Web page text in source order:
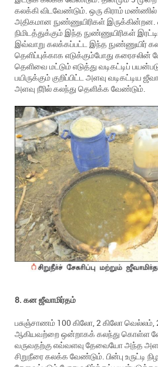
கலக்கி விடவேண்டும். ஒரு கிராம்
அதிகமான நுண்ணுயிரிகள்
நிமிடத்துக்கும் இந்த நுண்ணுயிரிகள்
இவ்வாறு கலக்கப்பட்ட இந்த நுண்ணுயிர்
தெளிப்புக்காக எடுக்கும்போது கரைசலின்
தெளிவை மட்டும் எடுத்து வடிகட்டிப்
பயிருக்கும் குறிப்பிட்ட அளவு வடிகட்டிய
அளவு நீரில் கலந்து தெளிக்க வேண்டும்.
8. கன ஜீவாமிர்தம்
பசுஞ்சாணம் 100 கிலோ, 2 கிலோ வெல்லம்,
ஆகியவற்றை ஒன்றாகக் கலந்து கொள்ள
வருவதற்கு எவ்வளவு தேவையோ அந்த
சிறுநீரை கலக்க வேண்டும். பின்பு உருட்டி